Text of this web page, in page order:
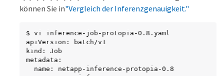
können Sie in"Vergleich der Inferenzgenauigkeit."
$ vi inference-job-protopia-0.8.yaml
apiVersion: batch/v1
kind: Job
metadata: